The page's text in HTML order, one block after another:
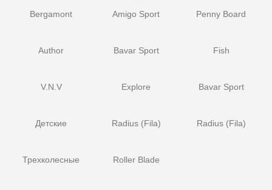
Bergamont
Author
V.N.V
Детские
Трехколесные
Amigo Sport
Bavar Sport
Explore
Radius (Fila)
Roller Blade
Penny Board
Fish
Bavar Sport
Radius (Fila)